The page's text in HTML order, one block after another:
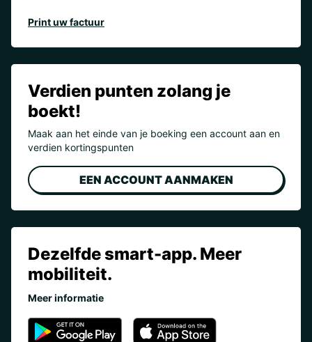
Print uw factuur
Verdien punten zolang je
boekt!
Maak aan het einde van je boeking een account aan en
verdien kortingspunten
EEN ACCOUNT AANMAKEN
Dezelfde smart-app. Meer
mobiliteit.
Meer informatie